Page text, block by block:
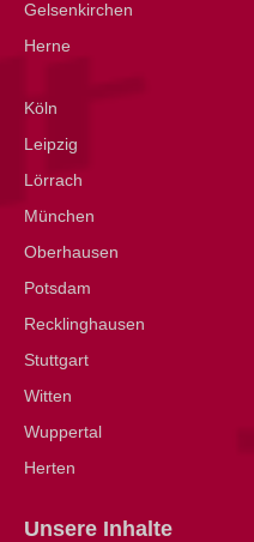
Gelsenkirchen
Herne
Köln
Leipzig
Lörrach
München
Oberhausen
Potsdam
Recklinghausen
Stuttgart
Witten
Wuppertal
Herten
Unsere Inhalte